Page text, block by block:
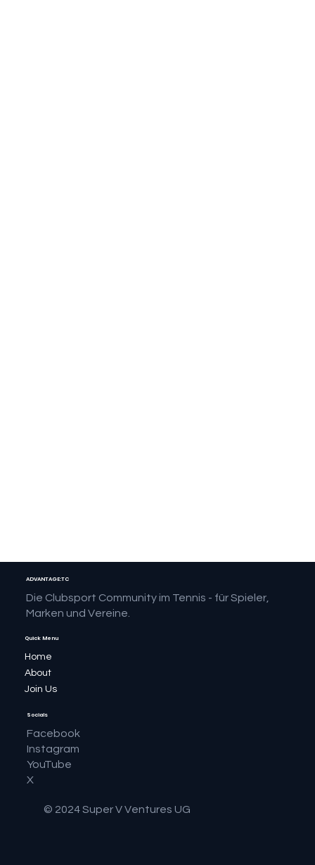
Die Clubsport Community im Tennis - für Spieler,
Marken und Vereine.
ADVANTAGE:TC
Quick Menu
Home
About
Join Us
Facebook
Instagram
YouTube
X
Socials
© 2024 Super V Ventures UG